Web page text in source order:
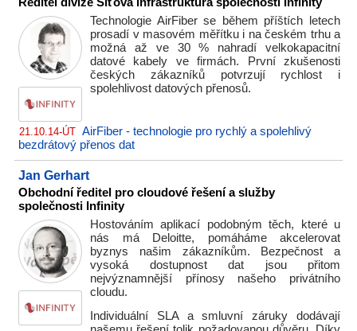
Technologie AirFiber se během příštích letech
prosadí v masovém měřítku i na českém trhu a
možná až ve 30 % nahradí velkokapacitní
datové kabely ve firmách. První zkušenosti
českých zákazníků potvrzují rychlost i
spolehlivost datových přenosů.
21.10.14-ÚT AirFiber - technologie pro rychlý a spolehlivý
bezdrátový přenos dat
Jan Gerhart
Obchodní ředitel pro cloudové řešení a služby
společnosti Infinity
Hostováním aplikací podobným těch, které u
nás má Deloitte, pomáháme akcelerovat
byznys našim zákazníkům. Bezpečnost a
vysoká dostupnost dat jsou přitom
nejvýznamnější přínosy našeho privátního
cloudu.
Individuální SLA a smluvní záruky dodávají